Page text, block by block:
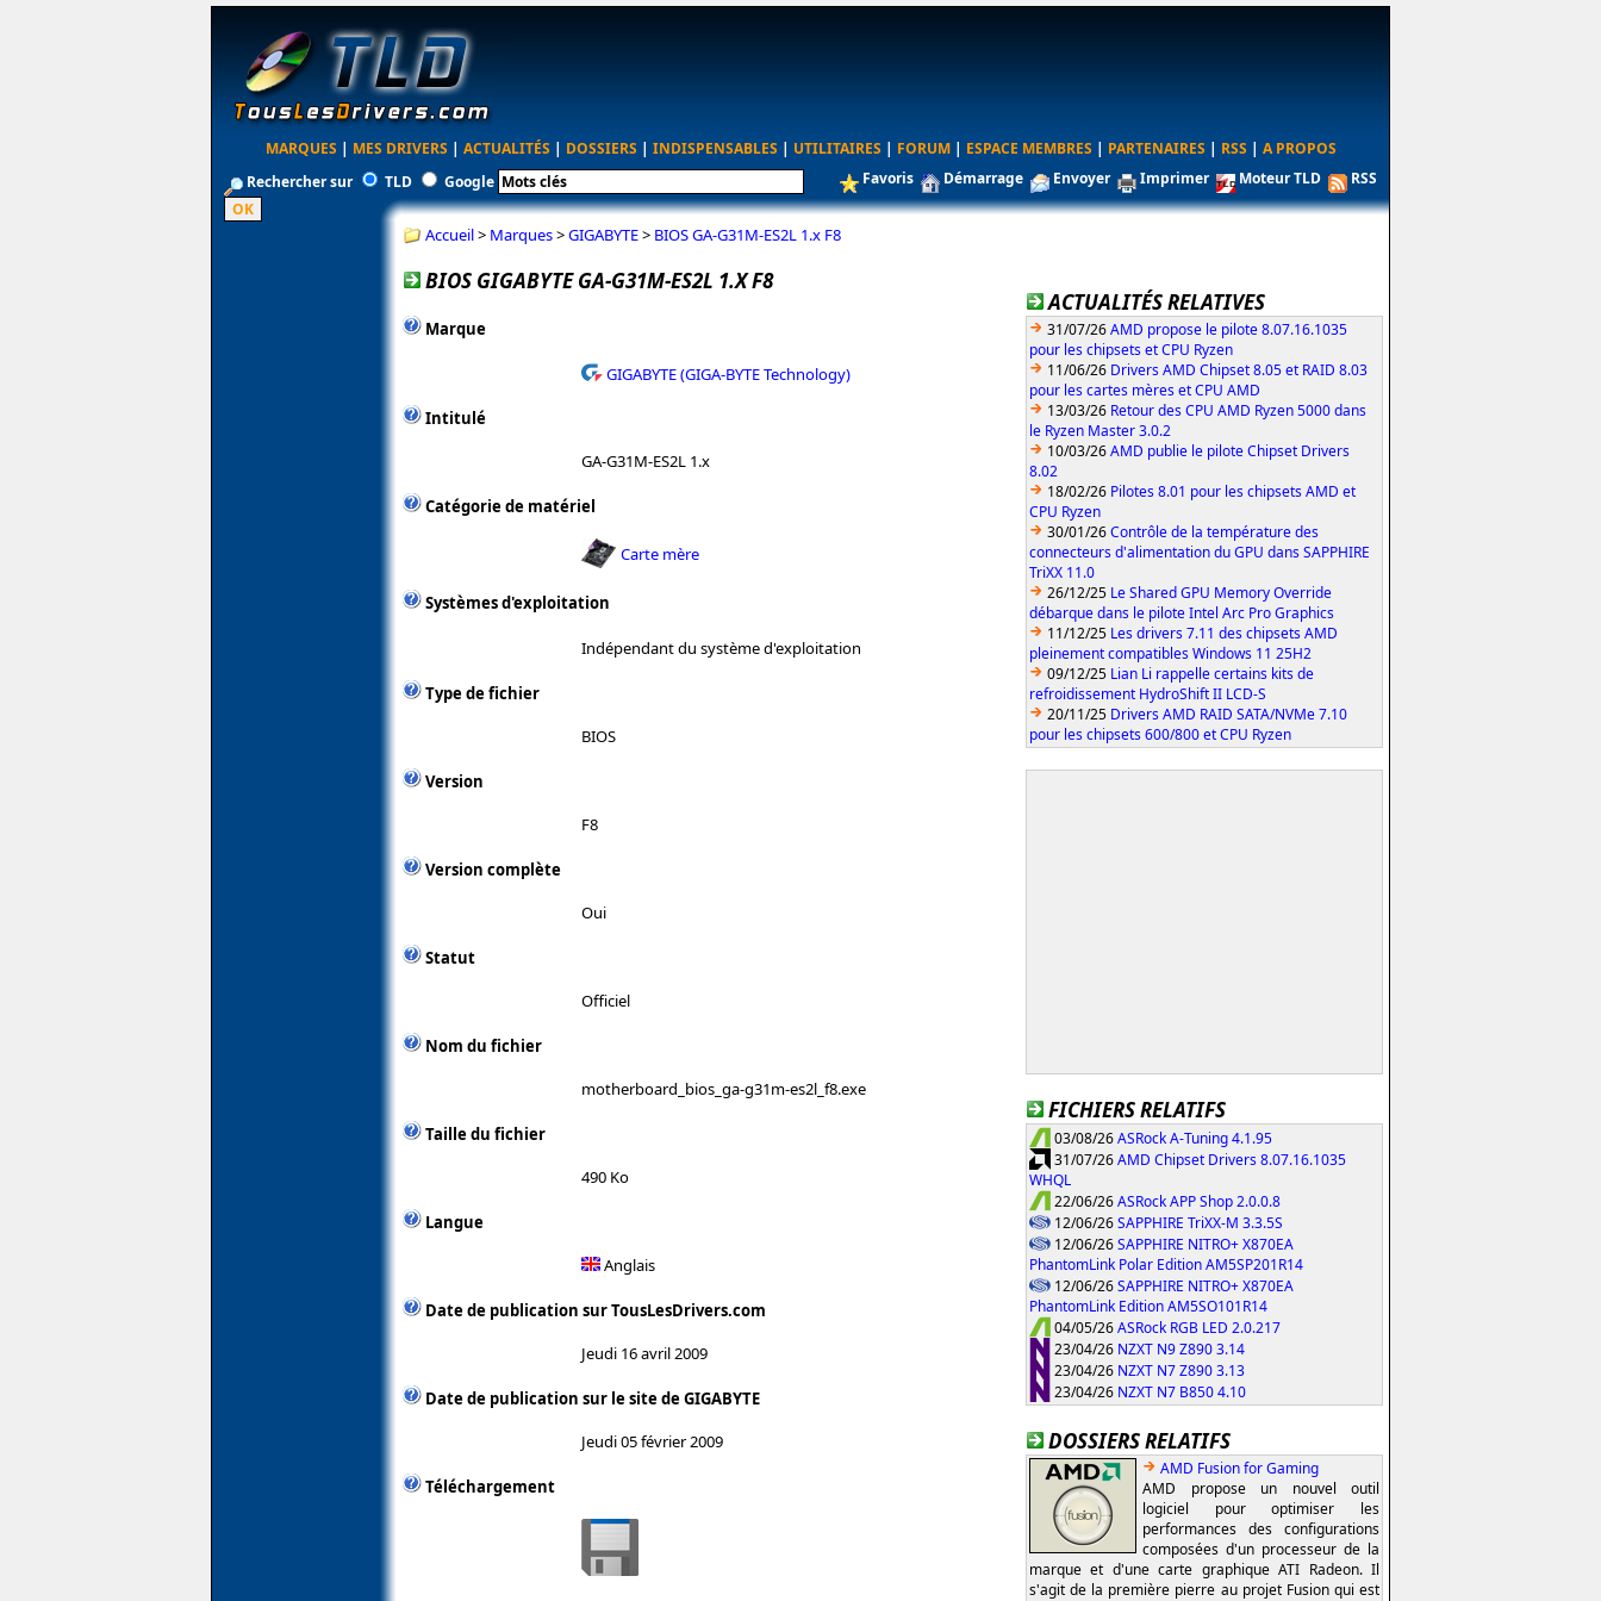
MARQUES | MES DRIVERS | ACTUALITÉS | DOSSIERS | INDISPENSABLES | UTILITAIRES | FORUM | ESPACE MEMBRES | PARTENAIRES | RSS | A PROPOS
Rechercher sur
TLD Google Favoris Démarrage Envoyer Imprimer Moteur TLD RSS
Accueil> Marques>GIGABYTE> BIOS GA-G31M-ES2L 1.x F8
BIOS GIGABYTE GA-G31M-ES2L 1.X F8
Marque
GIGABYTE (GIGA-BYTE Technology)
Intitulé
GA-G31M-ES2L 1.x
Catégorie de matériel
Carte mère
Systèmes d'exploitation
Indépendant du système d'exploitation
Type de fichier
BIOS
Version
F8
Version complète
Oui
Statut
Officiel
Nom du fichier
motherboard_bios_ga-g31m-es2l_f8.exe
Taille du fichier
490 Ko
Langue
Anglais
Date de publication sur TousLesDrivers.com
Jeudi 16 avril 2009
Date de publication sur le site de GIGABYTE
Jeudi 05 février 2009
Téléchargement
ACTUALITÉS RELATIVES
31/07/26AMD propose le pilote 8.07.16.1035
pour les chipsets et CPU Ryzen
11/06/26 Drivers AMD Chipset 8.05 et RAID 8.03
pour les cartes mères et CPU AMD
13/03/26 Retour des CPU AMD Ryzen 5000 dans
le Ryzen Master 3.0.2
10/03/26AMD publie le pilote Chipset Drivers
8.02
18/02/26 Pilotes 8.01 pour les chipsets AMD et
CPU Ryzen
30/01/26Contrôle de la température des
connecteurs d'alimentation du GPU dans SAPPHIRE
TriXX 11.0
26/12/25 Le Shared GPU Memory Override
débarque dans le pilote Intel Arc Pro Graphics
11/12/25 Les drivers 7.11 des chipsets AMD
pleinement compatibles Windows 11 25H2
09/12/25 Lian Li rappelle certains kits de
refroidissement HydroShift II LCD-S
20/11/25 Drivers AMD RAID SATA/NVMe 7.10
pour les chipsets 600/800 et CPU Ryzen
FICHIERS RELATIFS
03/08/26ASRock A-Tuning 4.1.95
31/07/26AMD Chipset Drivers 8.07.16.1035
WHQL
22/06/26ASRock APP Shop 2.0.0.8
12/06/26SAPPHIRE TriXX-M 3.3.5S
12/06/26SAPPHIRE NITRO+ X870EA
PhantomLink Polar Edition AM5SP201R14
12/06/26SAPPHIRE NITRO+ X870EA
PhantomLink Edition AM5SO101R14
04/05/26ASRock RGB LED 2.0.217
23/04/26 NZXT N9 Z890 3.14
23/04/26 NZXT N7 Z890 3.13
23/04/26 NZXT N7 B850 4.10
DOSSIERS RELATIFS
AMD Fusion for Gaming
AMD propose un nouvel outil
logiciel pour optimiser les
performances des configurations
composées d'un processeur de la
marque et d'une carte graphique ATI Radeon. Il
s'agit de la première pierre au projet Fusion qui est